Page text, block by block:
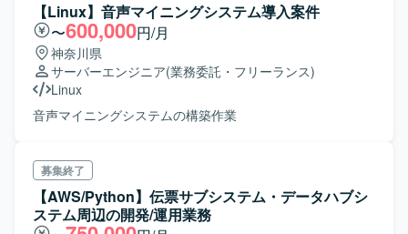
【Linux】音声マイニングシステム導入案件
〜600,000円/月
神奈川県
サーバーエンジニア(業務委託・フリーランス)
Linux
音声マイニングシステムの構築作業
募集終了
【AWS/Python】伝票サブシステム・データハブシ
ステム周辺の開発/運用業務